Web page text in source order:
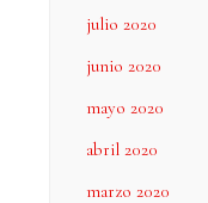
julio 2020
junio 2020
mayo 2020
abril 2020
marzo 2020